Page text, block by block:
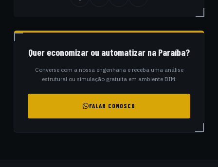
Quer economizar ou automatizar na Paraíba?
Converse com a nossa engenharia e receba uma análise
estrutural ou simulação gratuita em ambiente BIM.
FALAR CONOSCO